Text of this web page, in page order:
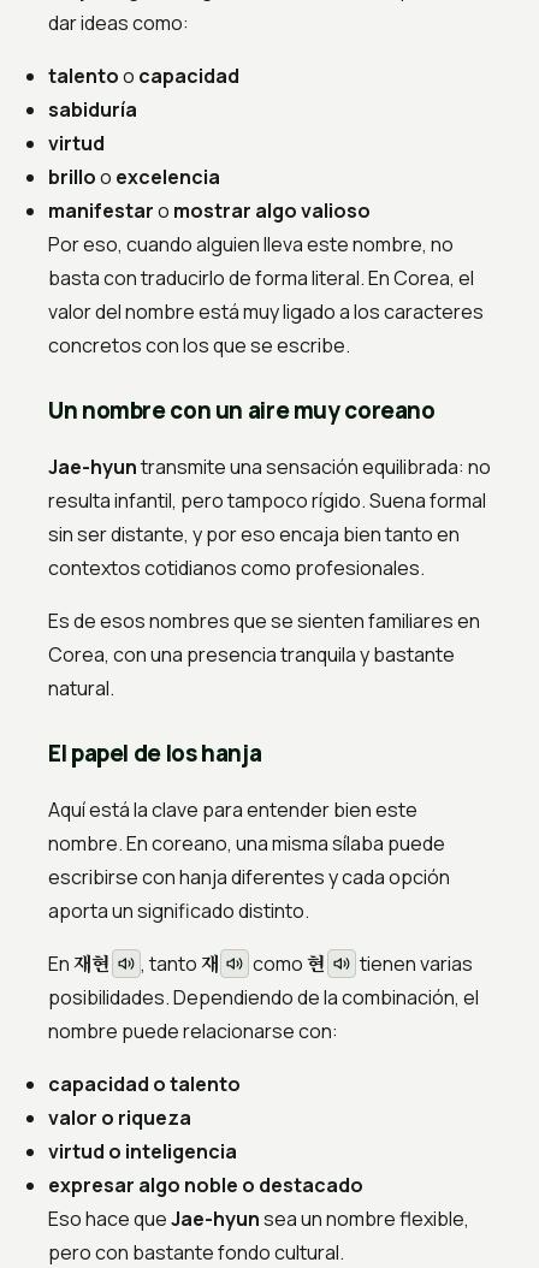
dar ideas como:
talentoo capacidad
sabiduría
virtud
brilloo excelencia
manifestaro mostrar algo valioso
Por eso, cuando alguien lleva este nombre, no
basta con traducirlo de forma literal. En Corea, el
valor del nombre está muy ligado a los caracteres
concretos con los que se escribe.
Un nombre con un aire muy coreano
Jae-hyuntransmite una sensación equilibrada: no
resulta infantil, pero tampoco rígido. Suena formal
sin ser distante, y por eso encaja bien tanto en
contextos cotidianos como profesionales.
Es de esos nombres que se sienten familiares en
Corea, con una presencia tranquila y bastante
natural.
El papel de los hanja
Aquí está la clave para entender bien este
nombre. En coreano, una misma sílaba puede
escribirse con hanja diferentes y cada opción
aporta un significado distinto.
En 재현 , tanto 재 como현
tienen varias
posibilidades. Dependiendo de la combinación, el
nombre puede relacionarse con:
capacidad o talento
valor o riqueza
virtud o inteligencia
expresar algo noble o destacado
Eso hace queJae-hyunsea un nombre flexible,
pero con bastante fondo cultural.